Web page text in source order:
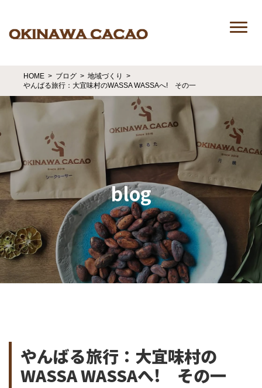
HOME ブログ
地域づくり
やんばる旅行：大宜味村のWASSA WASSAへ! その一
blog
やんばる旅行：大宜味村の
WASSA WASSAへ! その一